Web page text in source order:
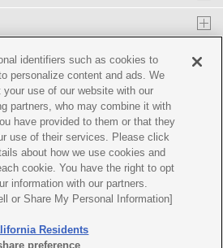
ント
イバシーポリシー Cookie ポリシー
identifiers such as cookies to
personalize content and ads. We
your use of our website with our
partners, who may combine it with
have provided to them or that they
use of their services. Please click
about how we use cookies and
cookie. You have the right to opt
information with our partners.
or Share My Personal Information]
Residents
preference